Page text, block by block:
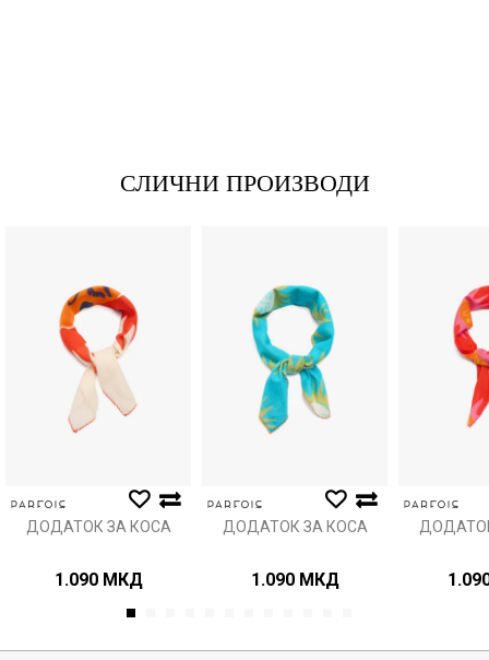
Анти спам заштита - пресметајте колку е 6 - 1 :
СЛИЧНИ ПРОИЗВОДИ
ДОДАТОК ЗА КОСА
1.090 МКД
ДОДАТОК ЗА КОСА
1.090 МКД
1